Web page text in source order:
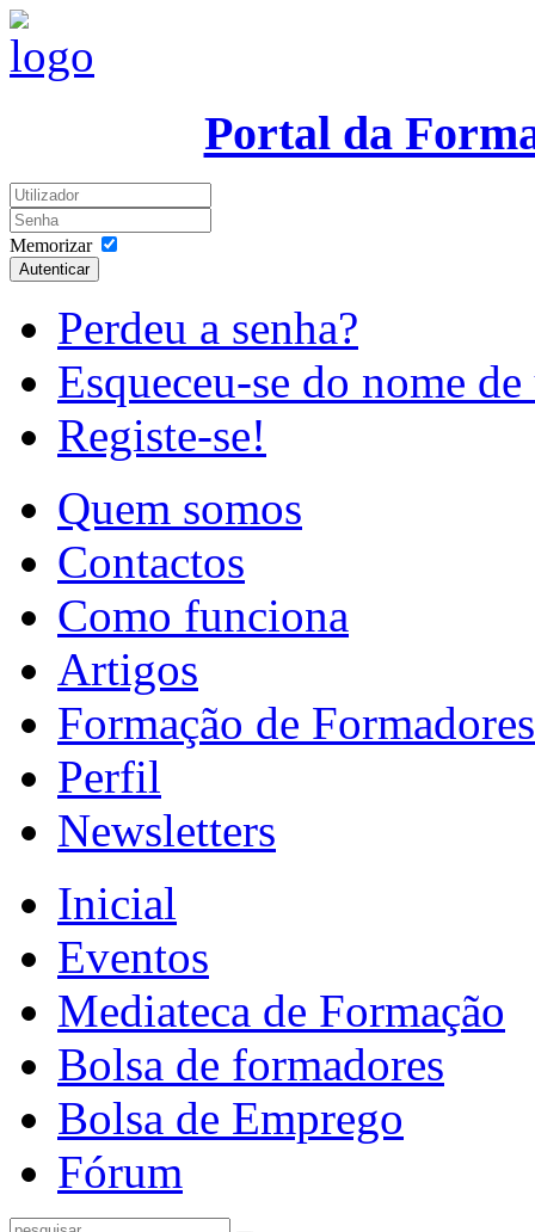
Portal da
Memorizar
Autenticar
Perdeu a senha?
Esqueceu-se do nome
Registe-se!
Quem somos
Contactos
Como funciona
Artigos
Formação de Formadores
Perfil
Newsletters
Inicial
Eventos
Mediateca de Formação
Bolsa de formadores
Bolsa de Emprego
Fórum